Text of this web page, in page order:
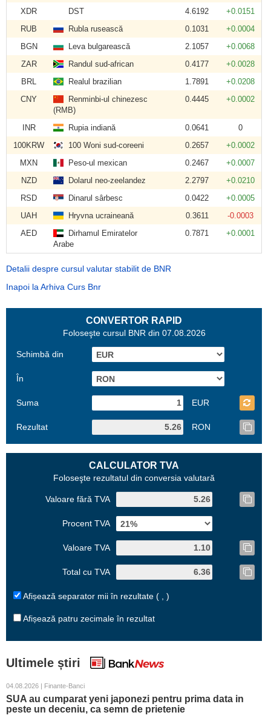
XDR
DST 4.6192
+0.0151
RUB
Rubla rusească 0.1031
+0.0004
BGN
Leva bulgarească 2.1057
+0.0068
ZAR
Randul sud-african 0.4177
+0.0028
BRL
Realul brazilian 1.7891
+0.0208
CNY
Renminbi-ul chinezesc
(RMB)
0.4445 +0.0002
INR Rupia indiană 0.0641
0
100KRW
100 Woni sud-coreeni 0.2657
+0.0002
MXN
Peso-ul mexican 0.2467
+0.0007
NZD
Dolarul neo-zeelandez 2.2797
+0.0210
RSD
Dinarul sârbesc 0.0422
+0.0005
UAH
Hryvna ucraineană 0.3611
-0.0003
AED
Dirhamul Emiratelor
Arabe
0.7871 +0.0001
Detalii despre cursul valutar stabilit de BNR
Inapoi la Arhiva Curs Bnr
CONVERTOR RAPID
Foloseşte cursul BNR din 07.08.2026
Schimbă din
În
Suma EUR
Rezultat RON
CALCULATOR TVA
Foloseşte rezultatul din conversia valutară
Valoare fără TVA
Procent TVA
Valoare TVA
Total cu TVA
Afișează separator mii în rezultate ( , )
Afișează patru zecimale în rezultat
Ultimele știri
04.08.2026 | Finante-Banci
SUA au cumparat yeni japonezi pentru prima data in
peste un deceniu, ca semn de prietenie